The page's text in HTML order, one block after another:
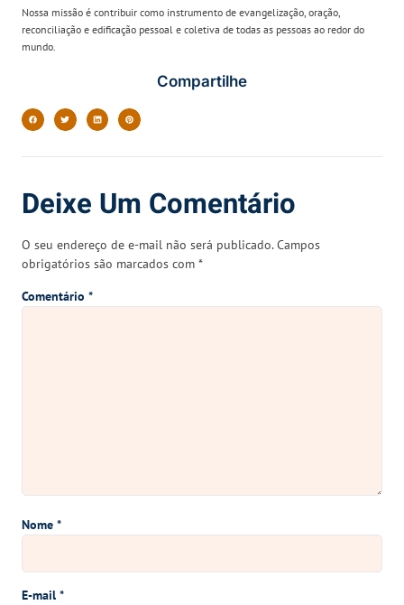
Nossa missão é contribuir como instrumento de evangelização, oração,
reconciliação e edificação pessoal e coletiva de todas as pessoas ao redor do
mundo.
Compartilhe
Deixe Um Comentário
O seu endereço de e-mail não será publicado. Campos
obrigatórios são marcados com *
Comentário *
Nome *
E-mail *